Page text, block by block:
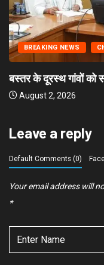
BREAKING NEWS
बस्तर के दूरस्थ गांवों
August 2, 2026
Leave a reply
Default Comments (0)
Your email address will
*